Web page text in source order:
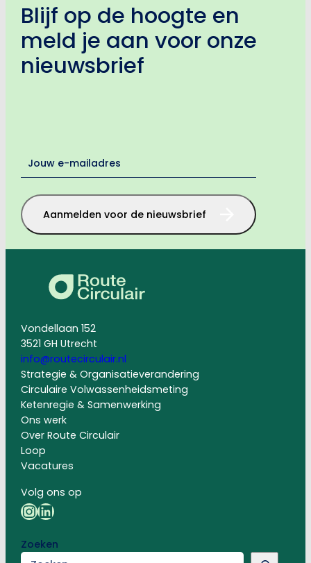
Blijf op de hoogte en
meld je aan voor onze
nieuwsbrief
Aanmelden voor de nieuwsbrief
Vondellaan 152
3521 GH Utrecht
info@routecirculair.nl
Strategie & Organisatieverandering
Circulaire Volwassenheidsmeting
Ketenregie & Samenwerking
Ons werk
Over Route Circulair
Loop
Vacatures
Volg ons op
Instagram
LinkedIn
Zoeken